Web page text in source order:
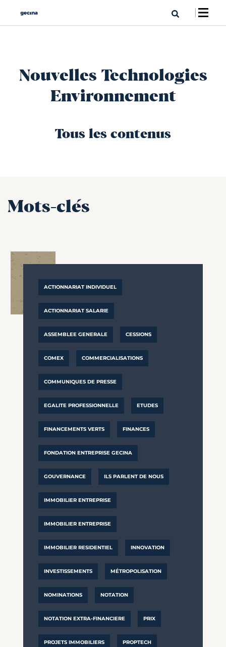
Nouvelles Technologies
Environnement
Tous les contenus
Mots-clés
ACTIONNARIAT INDIVIDUEL
ACTIONNARIAT SALARIE
ASSEMBLEE GENERALE CESSIONS
COMEX COMMERCIALISATIONS
COMMUNIQUES DE PRESSE
EGALITE PROFESSIONNELLE ETUDES
FINANCEMENTS VERTS FINANCES
FONDATION ENTREPRISE GECINA
GOUVERNANCE ILS PARLENT DE NOUS
IMMOBILIER ENTREPRISE
IMMOBILIER ENTREPRISE
IMMOBILIER RESIDENTIEL INNOVATION
INVESTISSEMENTS MÉTROPOLISATION
NOMINATIONS NOTATION
NOTATION EXTRA-FINANCIERE PRIX
PROJETS IMMOBILIERS PROPTECH